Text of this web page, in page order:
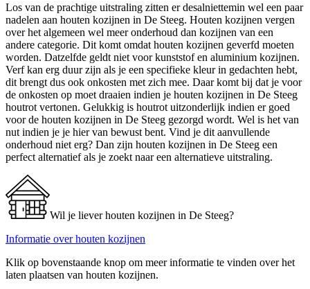
Los van de prachtige uitstraling zitten er desalniettemin wel een paar
nadelen aan houten kozijnen in De Steeg. Houten kozijnen vergen
over het algemeen wel meer onderhoud dan kozijnen van een
andere categorie. Dit komt omdat houten kozijnen geverfd moeten
worden. Datzelfde geldt niet voor kunststof en aluminium kozijnen.
Verf kan erg duur zijn als je een specifieke kleur in gedachten hebt,
dit brengt dus ook onkosten met zich mee. Daar komt bij dat je voor
de onkosten op moet draaien indien je houten kozijnen in De Steeg
houtrot vertonen. Gelukkig is houtrot uitzonderlijk indien er goed
voor de houten kozijnen in De Steeg gezorgd wordt. Wel is het van
nut indien je je hier van bewust bent. Vind je dit aanvullende
onderhoud niet erg? Dan zijn houten kozijnen in De Steeg een
perfect alternatief als je zoekt naar een alternatieve uitstraling.
Wil je liever houten kozijnen in De Steeg?
Informatie over houten kozijnen
Klik op bovenstaande knop om meer informatie te vinden over het
laten plaatsen van houten kozijnen.